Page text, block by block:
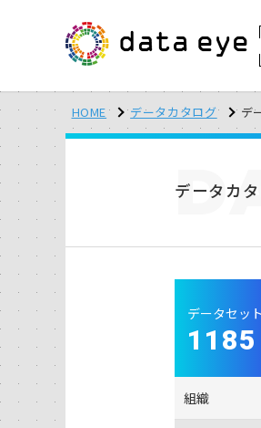
HOME データカタログ デ
データカ
データセッ
1185
組織